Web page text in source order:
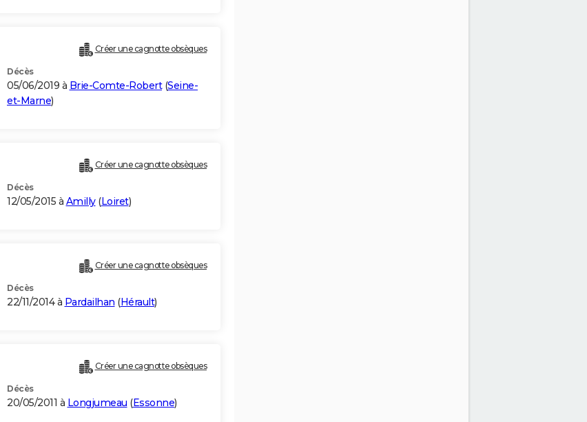
Créer une cagnotte obsèques
Décès
05/06/2019 à Brie-Comte-Robert(Seine-
et-Marne)
Créer une cagnotte obsèques
Décès
12/05/2015 à Amilly(Loiret)
Créer une cagnotte obsèques
Décès
22/11/2014 à Pardailhan (Hérault)
Créer une cagnotte obsèques
Décès
20/05/2011 à Longjumeau (Essonne)